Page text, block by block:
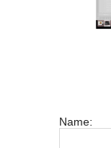
Name: